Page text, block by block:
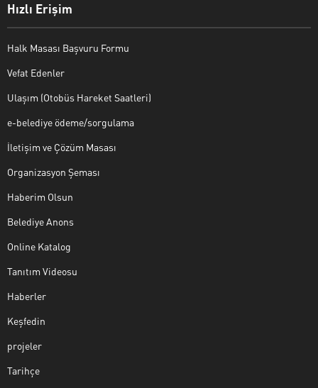
Hızlı Erişim
Halk Masası Başvuru Formu
Vefat Edenler
Ulaşım (Otobüs Hareket Saatleri)
e-belediye ödeme/sorgulama
İletişim ve Çözüm Masası
Organizasyon Şeması
Haberim Olsun
Belediye Anons
Online Katalog
Tanıtım Videosu
Haberler
Keşfedin
projeler
Tarihçe